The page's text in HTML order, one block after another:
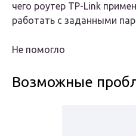
чего роутер TP-Link
работать с заданными
Не помогло
Возможные